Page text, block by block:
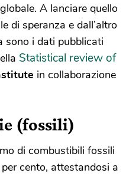
A lanciare quello
di speranza e dall’altro
sono i dati pubblicati
Statistical review of
in collaborazione
(fossili)
di combustibili fossili
cento, attestandosi a